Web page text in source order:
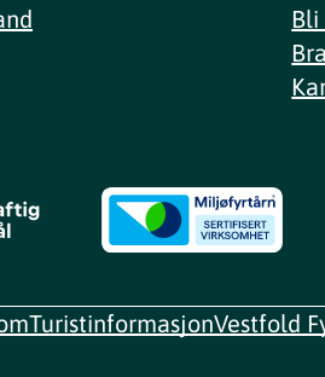
TuristinformasjonVestfold